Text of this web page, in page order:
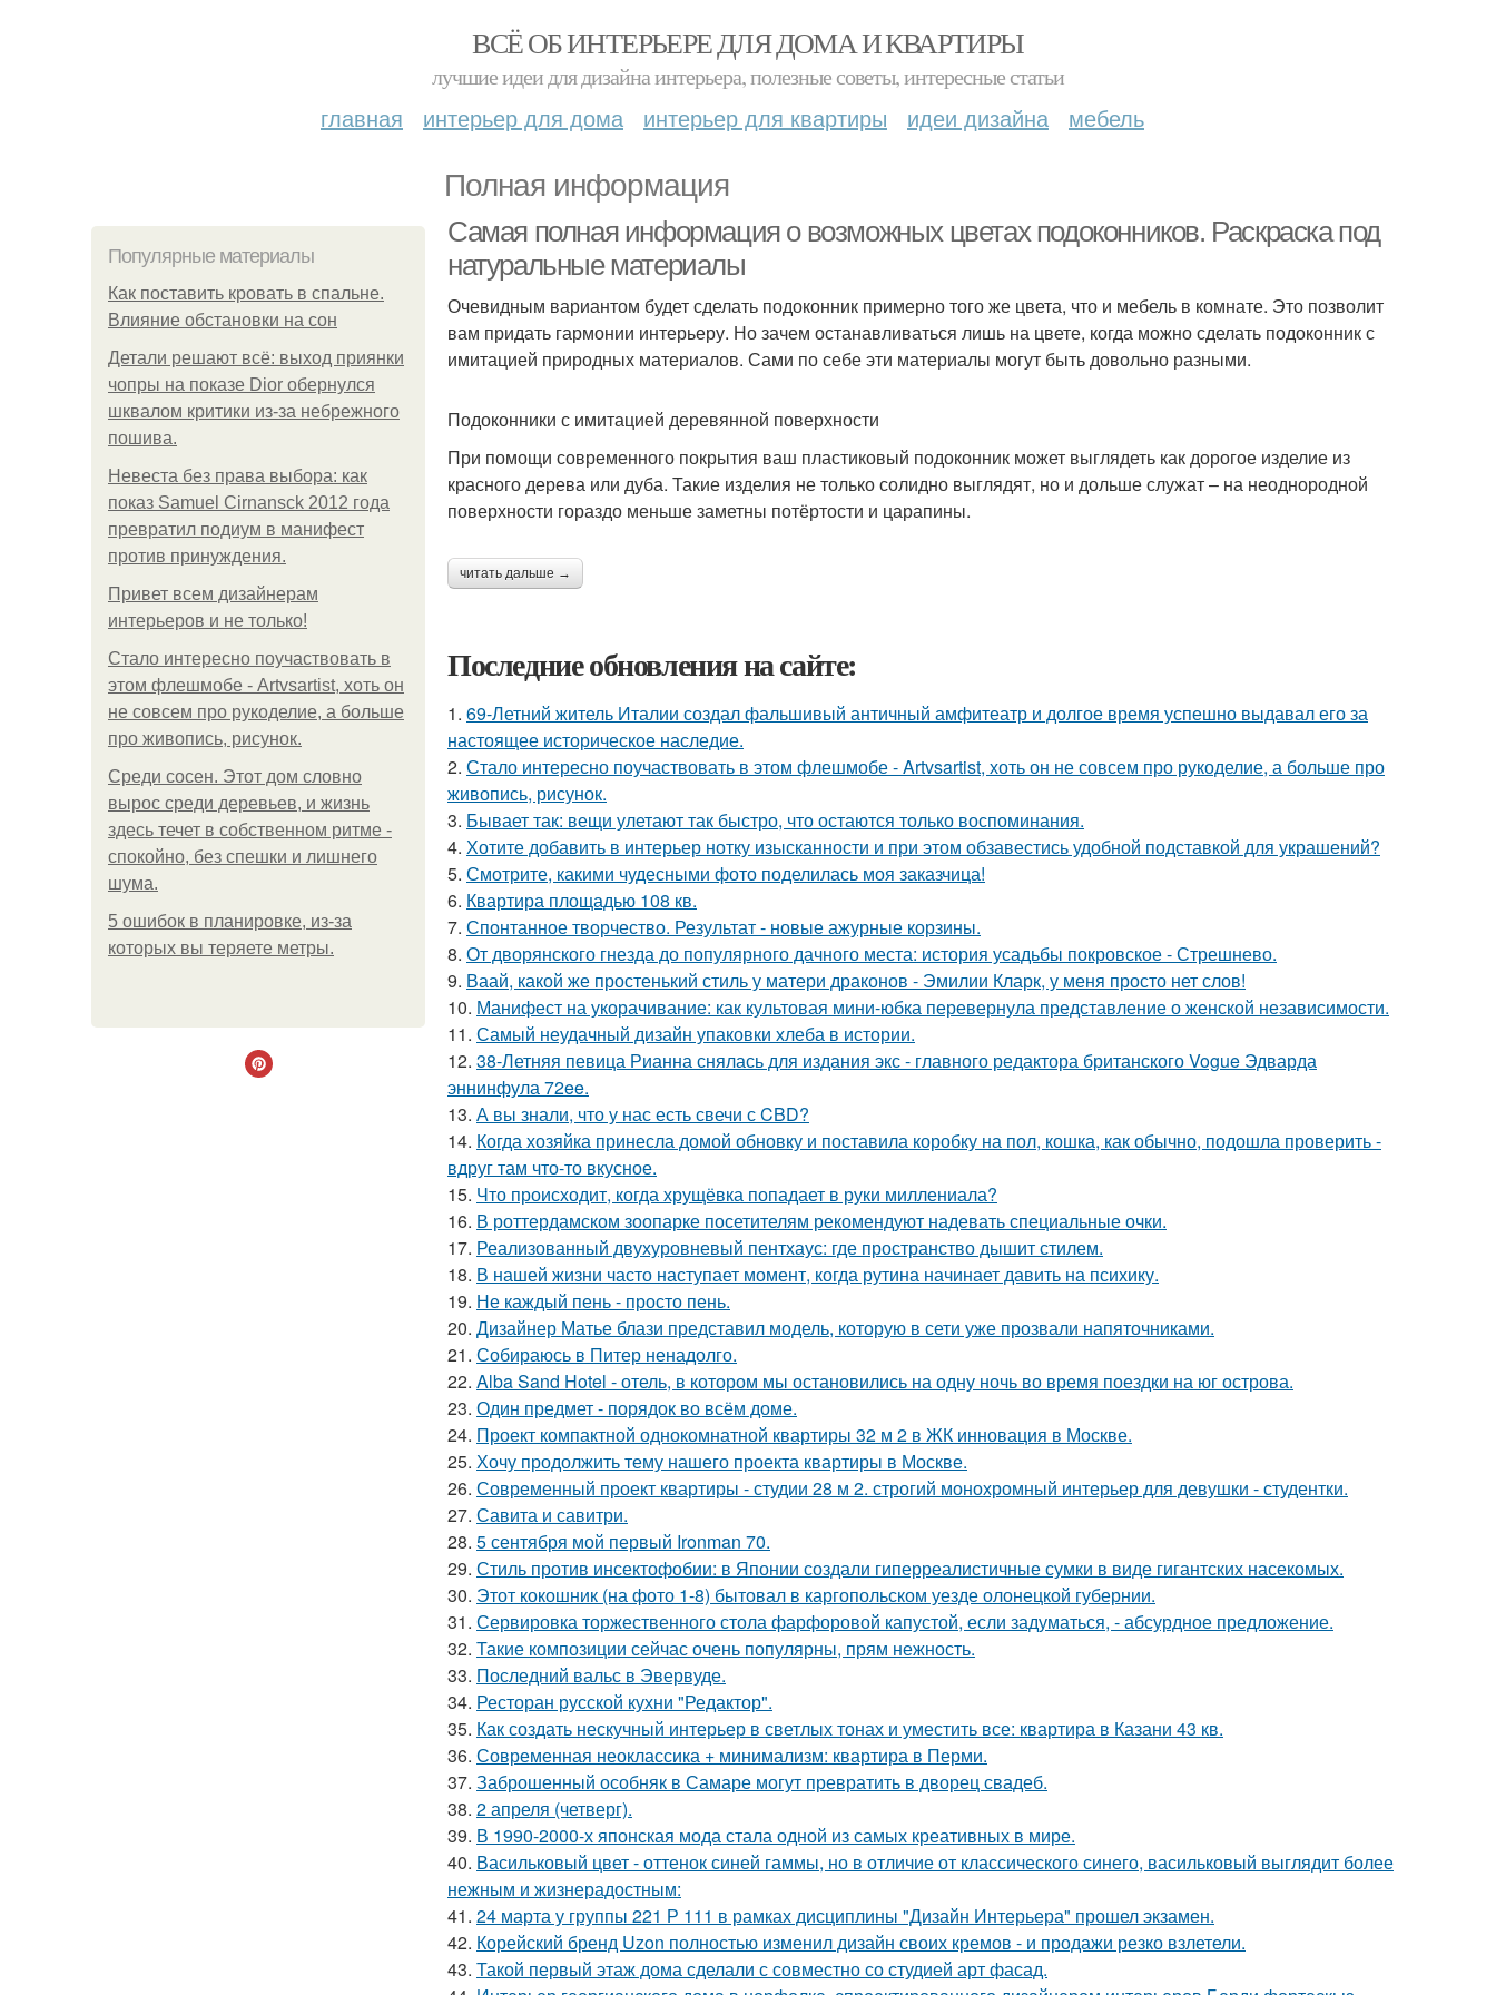
ВСЁ ОБ ИНТЕРЬЕРЕ ДЛЯ ДОМА И КВАРТИРЫ
лучшие идеи для дизайна интерьера, полезные советы, интересные статьи
главная интерьер для дома интерьер для квартиры идеи дизайна мебель
Полная информация
Популярные материалы
Как поставить кровать в спальне.
Влияние обстановки на сон
Детали решают всё: выход приянки
чопры на показе Dior обернулся
шквалом критики из-за небрежного
пошива.
Невеста без права выбора: как
показ Samuel Cirnansck 2012 года
превратил подиум в манифест
против принуждения.
Привет всем дизайнерам
интерьеров и не только!
Стало интересно поучаствовать в
этом флешмобе - Artvsartist, хоть он
не совсем про рукоделие, а больше
про живопись, рисунок.
Среди сосен. Этот дом словно
вырос среди деревьев, и жизнь
здесь течет в собственном ритме -
спокойно, без спешки и лишнего
шума.
5 ошибок в планировке, из-за
которых вы теряете метры.
Самая полная информация о возможных цветах подоконников. Раскраска под
натуральные материалы
Очевидным вариантом будет сделать подоконник примерно того же цвета, что и мебель в комнате. Это позволит
вам придать гармонии интерьеру. Но зачем останавливаться лишь на цвете, когда можно сделать подоконник с
имитацией природных материалов. Сами по себе эти материалы могут быть довольно разными.
Подоконники с имитацией деревянной поверхности
При помощи современного покрытия ваш пластиковый подоконник может выглядеть как дорогое изделие из
красного дерева или дуба. Такие изделия не только солидно выглядят, но и дольше служат – на неоднородной
поверхности гораздо меньше заметны потёртости и царапины.
читать дальше →
Последние обновления на сайте:
1. 69-Летний житель Италии создал фальшивый античный амфитеатр и долгое время успешно выдавал его за
настоящее историческое наследие.
2. Стало интересно поучаствовать в этом флешмобе - Artvsartist, хоть он не совсем про рукоделие, а больше про
живопись, рисунок.
3. Бывает так: вещи улетают так быстро, что остаются только воспоминания.
4. Хотите добавить в интерьер нотку изысканности и при этом обзавестись удобной подставкой для украшений?
5. Смотрите, какими чудесными фото поделилась моя заказчица!
6. Квартира площадью 108 кв.
7. Спонтанное творчество. Результат - новые ажурные корзины.
8. От дворянского гнезда до популярного дачного места: история усадьбы покровское - Стрешнево.
9. Ваай, какой же простенький стиль у матери драконов - Эмилии Кларк, у меня просто нет слов!
10. Манифест на укорачивание: как культовая мини-юбка перевернула представление о женской независимости.
11. Самый неудачный дизайн упаковки хлеба в истории.
12. 38-Летняя певица Рианна снялась для издания экс - главного редактора британского Vogue Эдварда
эннинфула 72ee.
13. А вы знали, что у нас есть свечи с CBD?
14. Когда хозяйка принесла домой обновку и поставила коробку на пол, кошка, как обычно, подошла проверить -
вдруг там что-то вкусное.
15. Что происходит, когда хрущёвка попадает в руки миллениала?
16. В роттердамском зоопарке посетителям рекомендуют надевать специальные очки.
17. Реализованный двухуровневый пентхаус: где пространство дышит стилем.
18. В нашей жизни часто наступает момент, когда рутина начинает давить на психику.
19. Не каждый пень - просто пень.
20. Дизайнер Матье блази представил модель, которую в сети уже прозвали напяточниками.
21. Собираюсь в Питер ненадолго.
22. Alba Sand Hotel - отель, в котором мы остановились на одну ночь во время поездки на юг острова.
23. Один предмет - порядок во всём доме.
24. Проект компактной однокомнатной квартиры 32 м 2 в ЖК инновация в Москве.
25. Хочу продолжить тему нашего проекта квартиры в Москве.
26. Современный проект квартиры - студии 28 м 2. строгий монохромный интерьер для девушки - студентки.
27. Савита и савитри.
28. 5 сентября мой первый Ironman 70.
29. Стиль против инсектофобии: в Японии создали гиперреалистичные сумки в виде гигантских насекомых.
30. Этот кокошник (на фото 1-8) бытовал в каргопольском уезде олонецкой губернии.
31. Сервировка торжественного стола фарфоровой капустой, если задуматься, - абсурдное предложение.
32. Такие композиции сейчас очень популярны, прям нежность.
33. Последний вальс в Эвервуде.
34. Ресторан русской кухни "Редактор".
35. Как создать нескучный интерьер в светлых тонах и уместить все: квартира в Казани 43 кв.
36. Современная неоклассика + минимализм: квартира в Перми.
37. Заброшенный особняк в Самаре могут превратить в дворец свадеб.
38. 2 апреля (четверг).
39. В 1990-2000-х японская мода стала одной из самых креативных в мире.
40. Васильковый цвет - оттенок синей гаммы, но в отличие от классического синего, васильковый выглядит более
нежным и жизнерадостным:
41. 24 марта у группы 221 Р 111 в рамках дисциплины "Дизайн Интерьера" прошел экзамен.
42. Корейский бренд Uzon полностью изменил дизайн своих кремов - и продажи резко взлетели.
43. Такой первый этаж дома сделали с совместно со студией арт фасад.